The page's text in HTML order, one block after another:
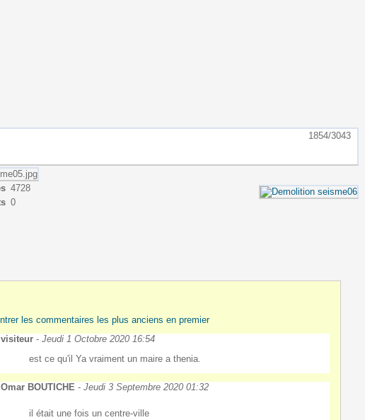
1854/3043
4728
0
les commentaires les plus anciens en premier
visiteur -Jeudi 1 Octobre 2020 16:54
est ce qu'il Ya vraiment un maire a thenia.
Omar BOUTICHE -Jeudi 3 Septembre 2020 01:32
il était une fois un centre-ville